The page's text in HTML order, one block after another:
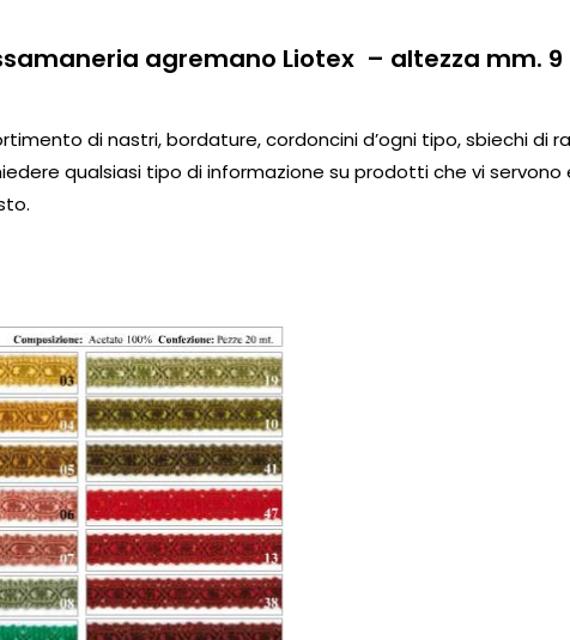
agremano Liotex – altezza mm. 9
di nastri, bordature, cordoncini d’ogni tipo, sbiechi
qualsiasi tipo di informazione su prodotti che vi